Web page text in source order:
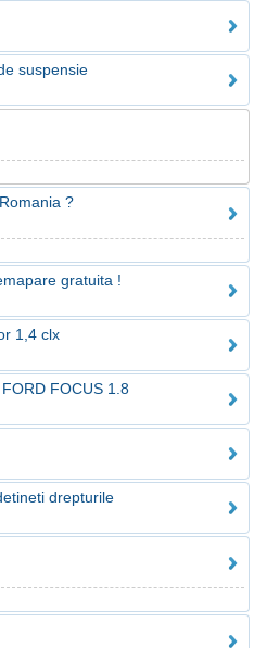
suspensie
?
gratuita !
1,4 clx
FOCUS 1.8
drepturile